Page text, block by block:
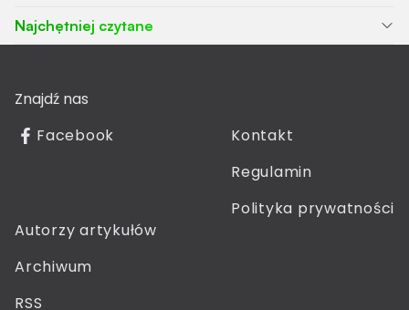
Najchętniej czytane
Znajdź nas
Facebook
Kontakt
Regulamin
Polityka prywatności
Autorzy artykułów
Archiwum
RSS